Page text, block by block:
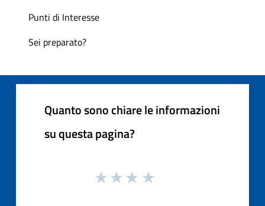
Punti di Interesse
Sei preparato?
Quanto sono chiare le informazioni
su questa pagina?